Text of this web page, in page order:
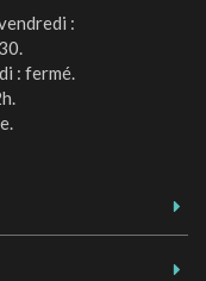
:
: fermé.